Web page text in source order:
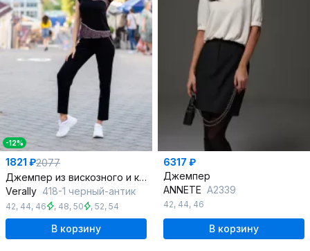
-12%
1821 ₽2077
Джемпер из вискозного и кружевного полотна с вырезом капля
Verally 418-1 черный-антик
42, 44, 46 , 48, 50 , 52, 54
В корзину
6317 ₽
Джемпер
ANNETE A2339
42, 44, 46
В корзину